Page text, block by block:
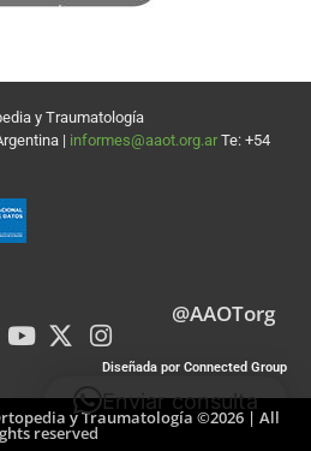
y Traumatología
| informes@aaot.org.ar Te: +54
@AAOTorg
Diseñada por Connected Group
y Traumatología ©2026 | All
reserved
Enviar consulta